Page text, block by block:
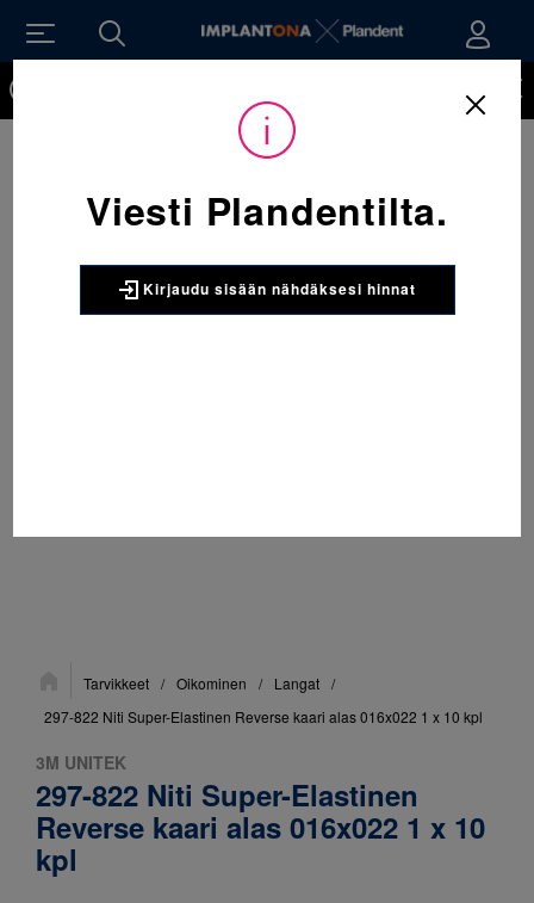
Sijainti:Tarvikkeet / Oikominen / Langat /
297-822 Niti Super-Elastinen Reverse kaari alas 016x022 1 x 10 kpl
3M UNITEK
297-822 Niti Super-Elastinen
Reverse kaari alas 016x022 1 x 10
kpl
Viesti Plandentilta.
Kirjaudu sisään nähdäksesi hinnat